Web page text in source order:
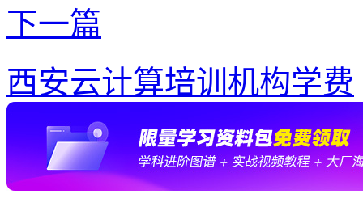
下一篇
西安云计算培训机构学费